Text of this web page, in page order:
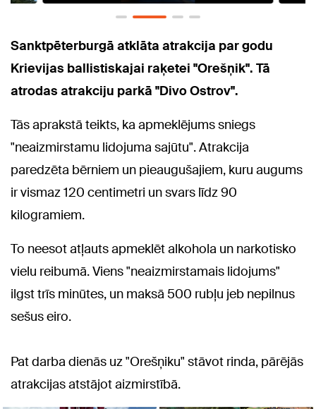
Sanktpēterburgā atklāta atrakcija par godu
Krievijas ballistiskajai raķetei "Orešņik". Tā
atrodas atrakciju parkā "Divo Ostrov".
Tās aprakstā teikts, ka apmeklējums sniegs
"neaizmirstamu lidojuma sajūtu". Atrakcija
paredzēta bērniem un pieaugušajiem, kuru augums
ir vismaz 120 centimetri un svars līdz 90
kilogramiem.
To neesot atļauts apmeklēt alkohola un narkotisko
vielu reibumā. Viens "neaizmirstamais lidojums"
ilgst trīs minūtes, un maksā 500 rubļu jeb nepilnus
sešus eiro.
Pat darba dienās uz "Orešņiku" stāvot rinda, pārējās
atrakcijas atstājot aizmirstībā.